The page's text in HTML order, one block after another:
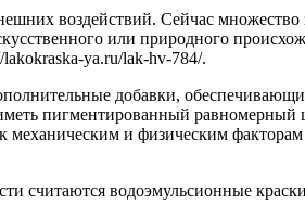
воздействий. Сейчас
или природного
ya.ru/lak-hv-784/.
добавки,
пигментированный
и физическим факторам
считаются водоэмульсионные